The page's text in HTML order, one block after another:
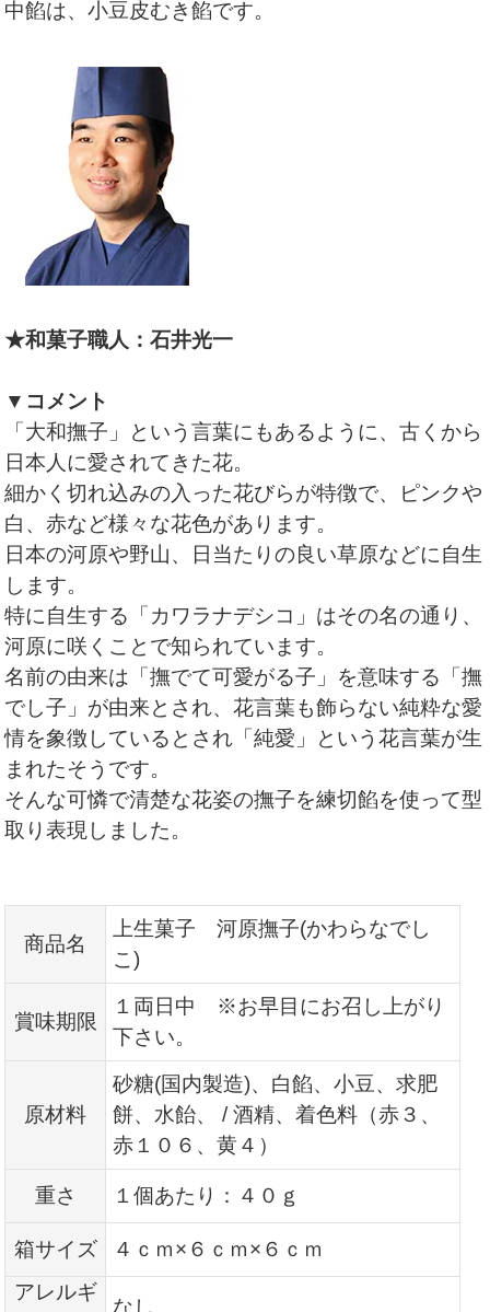
中餡は、小豆皮むき餡です。
★和菓子職人：石井光一
▼コメント
「大和撫子」という言葉にもあるように、古くから
日本人に愛されてきた花。
細かく切れ込みの入った花びらが特徴で、ピンクや
白、赤など様々な花色があります。
日本の河原や野山、日当たりの良い草原などに自生
します。
特に自生する「カワラナデシコ」はその名の通り、
河原に咲くことで知られています。
名前の由来は「撫でて可愛がる子」を意味する「撫
でし子」が由来とされ、花言葉も飾らない純粋な愛
情を象徴しているとされ「純愛」という花言葉が生
まれたそうです。
そんな可憐で清楚な花姿の撫子を練切餡を使って型
取り表現しました。
商品名
上生菓子 河原撫子(かわらなでし
こ)
賞味期限
１両日中 ※お早目にお召し上がり
下さい。
原材料
砂糖(国内製造)、白餡、小豆、求肥
餅、水飴、 / 酒精、着色料（赤３、
赤１０６、黄４）
重さ １個あたり：４０ｇ
箱サイズ
４ｃｍ×６ｃｍ×６ｃｍ
アレルギ